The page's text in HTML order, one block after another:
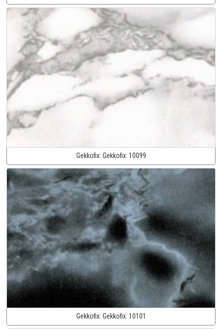
Gekkofix: Gekkofix: 10099
Gekkofix: Gekkofix: 10101